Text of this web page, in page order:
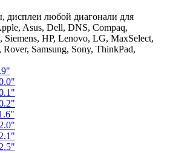
дисплеи любой диагонали для
Asus, Dell, DNS, Compaq,
Siemens, HP, Lenovo, LG, MaxSelect,
Samsung, Sony, ThinkPad,